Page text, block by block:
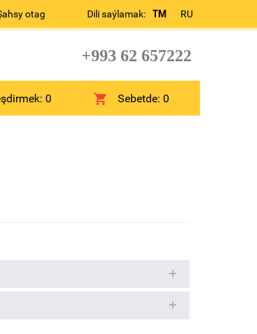
Dili saýlamak: TM RU
otag
+993 62 657222
0 Sebetde:0